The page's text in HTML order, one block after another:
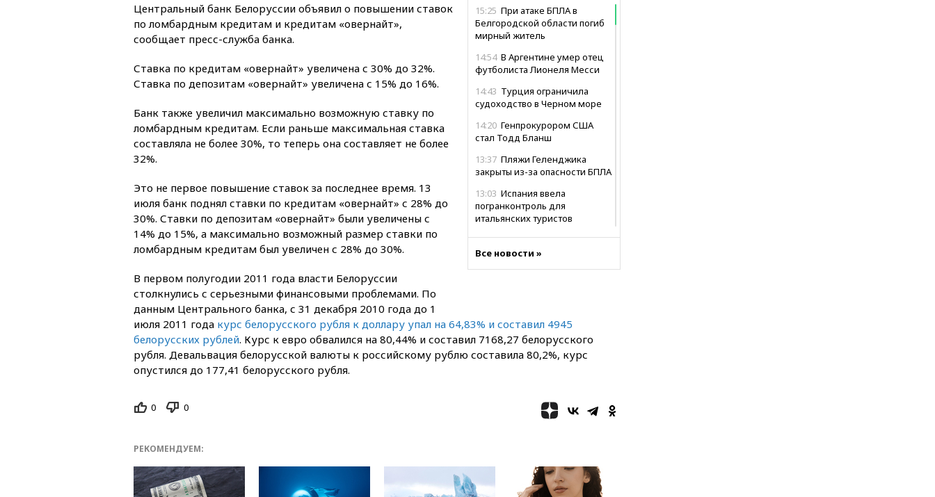
15:25 При атаке БПЛА в
Белгородской области погиб
мирный житель
14:54 В Аргентине умер отец
футболиста Лионеля Месси
14:43 Турция ограничила
судоходство в Черном море
14:20 Генпрокурором США
стал Тодд Бланш
13:37 Пляжи Геленджика
закрыты из-за опасности БПЛА
13:03 Испания ввела
погранконтроль для
итальянских туристов
12:27Возгорание на Ильском
НПЗ, вызванное атакой БПЛА,
При столкновении
катера и лодки под Самарой
погибли два человека
Силы ПВО перехватили
загорелся после падения
обломков дрона
Все новости »
Центральный банк Белоруссии объявил о повышении ставок
по ломбардным кредитам и кредитам «овернайт»,
сообщает пресс-служба банка.
Ставка по кредитам «овернайт» увеличена с 30% до 32%.
Ставка по депозитам «овернайт» увеличена с 15% до 16%.
Банк также увеличил максимально возможную ставку по
ломбардным кредитам. Если раньше максимальная ставка
составляла не более 30%, то теперь она составляет не более
32%.
Это не первое повышение ставок за последнее время. 13
июля банк поднял ставки по кредитам «овернайт» с 28% до
30%. Ставки по депозитам «овернайт» были увеличены с
14% до 15%, а максимально возможный размер ставки по
ломбардным кредитам был увеличен с 28% до 30%.
В первом полугодии 2011 года власти Белоруссии
столкнулись с серьезными финансовыми проблемами. По
данным Центрального банка, с 31 декабря 2010 года до 1
июля 2011 года курс белорусского рубля к доллару упал на 64,83% и составил 4945
белорусских рублей. Курс к евро обвалился на 80,44% и составил 7168,27 белорусского
рубля. Девальвация белорусской валюты к российскому рублю составила 80,2%, курс
опустился до 177,41 белорусского рубля.
0 0
РЕКОМЕНДУЕМ: